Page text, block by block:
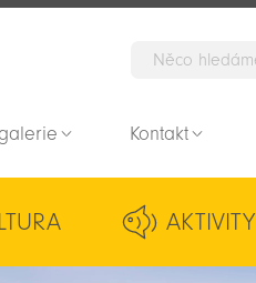
Kontakt
AKTIVITY